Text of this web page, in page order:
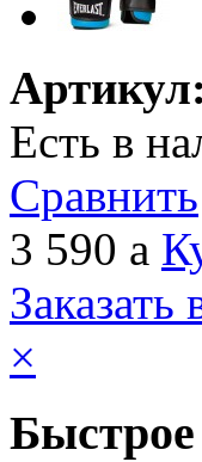
Артикул:
Есть в
Сравнить
3 590 a
Заказать
×
Быстрое